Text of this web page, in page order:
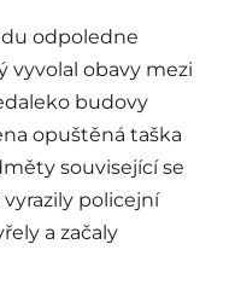
odpoledne
vyvolal obavy mezi
budovy
opuštěná taška
související se
policejní
a začaly